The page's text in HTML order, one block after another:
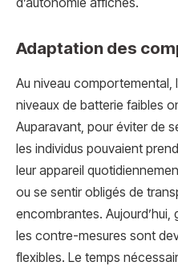
Adaptation des
Au niveau comportemental,
niveaux de batterie faibles
Auparavant, pour éviter de
les individus pouvaient
leur appareil
ou se sentir obligés de
encombrantes.
les contre-mesures sont
flexibles. Le temps